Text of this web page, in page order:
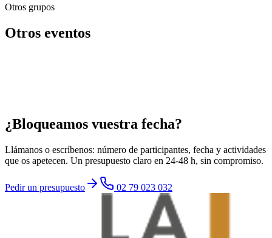
02 79 023 032
Otros grupos
Otros eventos
¿Bloqueamos vuestra fecha?
Llámanos o escríbenos: número de participantes, fecha y actividades
que os apetecen. Un presupuesto claro en 24-48 h, sin compromiso.
Pedir un presupuesto 02 79 023 032